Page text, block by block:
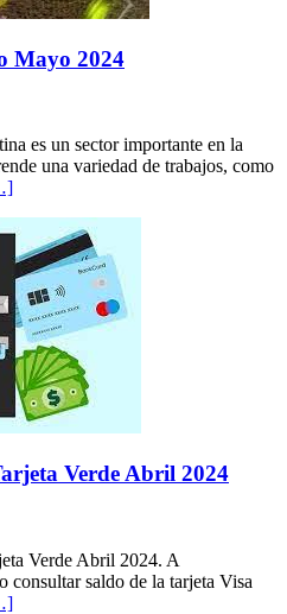
Mayo 2024
es un sector importante en la
una variedad de trabajos, como
Verde Abril 2024
Verde Abril 2024. A
consultar saldo de la tarjeta Visa